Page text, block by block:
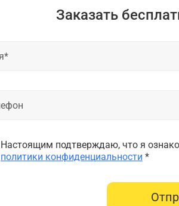
Заказать
Настоящим подтверждаю, что я
политики конфиденциальности *